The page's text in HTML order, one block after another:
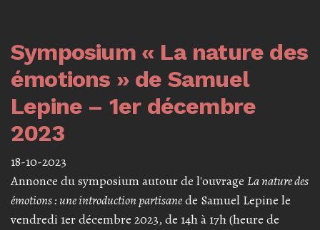
Symposium « La nature des
émotions » de Samuel
Lepine – 1er décembre
2023
18-10-2023
Annonce du symposium autour de l'ouvrage La nature des
émotions : une introduction partisanede Samuel Lepine le
vendredi 1er décembre 2023, de 14h à 17h (heure de